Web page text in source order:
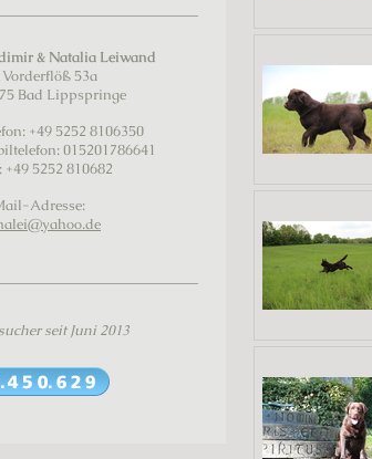
& Natalia Leiwand
53a
Bad Lippspringe
+49 5252 8106350
015201786641
+49 5252 810682
Adresse:
seit Juni 2013